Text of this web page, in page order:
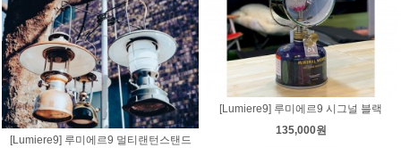
[Lumiere9] 루미에르9 멀티랜턴스탠드
[Lumiere9] 루미에르9 시그널 블랙
135,000원